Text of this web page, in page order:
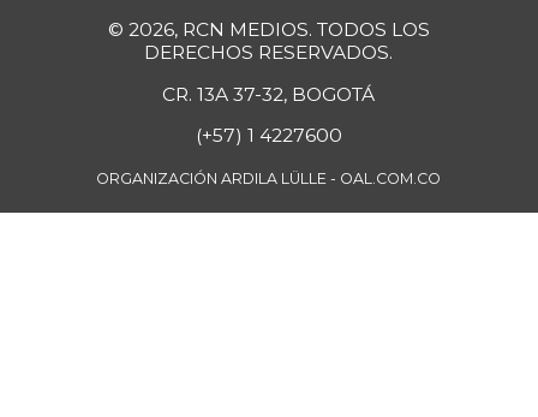
© 2026, RCN MEDIOS. TODOS LOS
DERECHOS RESERVADOS.
CR. 13A 37-32, BOGOTÁ
(+57) 1 4227600
ORGANIZACIÓN ARDILA LÜLLE - OAL.COM.CO